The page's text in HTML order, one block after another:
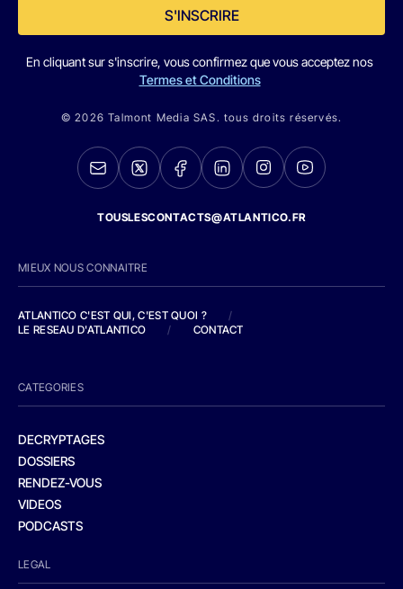
S'INSCRIRE
En cliquant sur s'inscrire, vous confirmez que vous acceptez nos
Termes et Conditions
© 2026 Talmont Media SAS. tous droits réservés.
TOUSLESCONTACTS@ATLANTICO.FR
MIEUX NOUS CONNAITRE
ATLANTICO C'EST QUI, C'EST QUOI ?
/
LE RESEAU D'ATLANTICO
/ CONTACT
CATEGORIES
DECRYPTAGES
DOSSIERS
RENDEZ-VOUS
VIDEOS
PODCASTS
LEGAL